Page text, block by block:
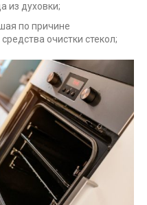
из духовки;
по причине
очистки стекол;